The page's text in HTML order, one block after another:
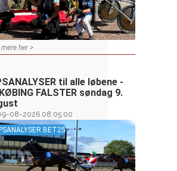
her >
til alle løbene -
FALSTER søndag 9.
08-2026 08:05:00
BET25